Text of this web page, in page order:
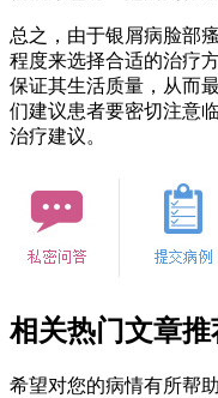
总之，由于银屑病脸部
程度来选择合适的治疗
保证其生活质量，从而
们建议患者要密切注意
治疗建议。
相关热门文章推
希望对您的病情有所帮助